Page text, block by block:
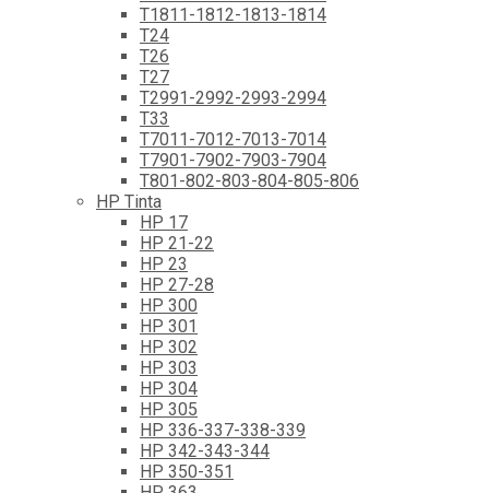
T1811-1812-1813-1814
T24
T26
T27
T2991-2992-2993-2994
T33
T7011-7012-7013-7014
T7901-7902-7903-7904
T801-802-803-804-805-806
HP Tinta
HP 17
HP 21-22
HP 23
HP 27-28
HP 300
HP 301
HP 302
HP 303
HP 304
HP 305
HP 336-337-338-339
HP 342-343-344
HP 350-351